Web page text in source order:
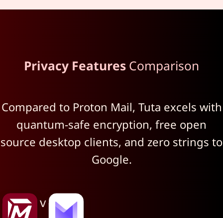
Privacy Features Comparison
Compared to Proton Mail, Tuta excels with
quantum-safe encryption, free open
source desktop clients, and zero strings to
Google.
v